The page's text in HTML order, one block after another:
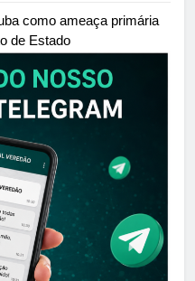
como ameaça primária
de Estado